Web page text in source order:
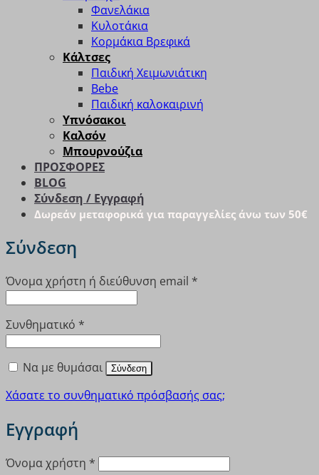
Φανελάκια
Κυλοτάκια
Κορμάκια Βρεφικά
Κάλτσες
Παιδική Χειμωνιάτικη
Bebe
Παιδική καλοκαιρινή
Υπνόσακοι
Καλσόν
Μπουρνούζια
ΠΡΟΣΦΟΡΕΣ
BLOG
Σύνδεση / Εγγραφή
Δωρεάν μεταφορικά για παραγγελίες άνω των 50€
Σύνδεση
Όνομα χρήστη ή διεύθυνση email *
Συνθηματικό *
Να με θυμάσαι Σύνδεση
Χάσατε το συνθηματικό πρόσβασής σας;
Εγγραφή
Όνομα χρήστη * Απαιτείται